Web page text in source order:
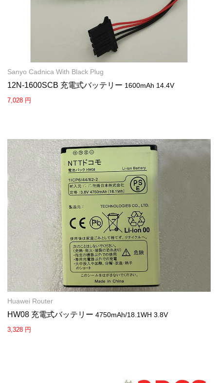
Sanyo Cadnica With Black Plug
12N-1600SCB 充電式バッテリー 1600mAh 14.4V
7,028 円
Huawei Router
HW08 充電式バッテリー 4750mAh/18.1WH 3.8V
3,328 円